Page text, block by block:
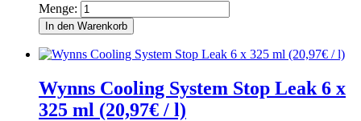
Menge:
In den Warenkorb
Wynns Cooling System Stop Leak 6 x
325 ml (20,97€ / l)